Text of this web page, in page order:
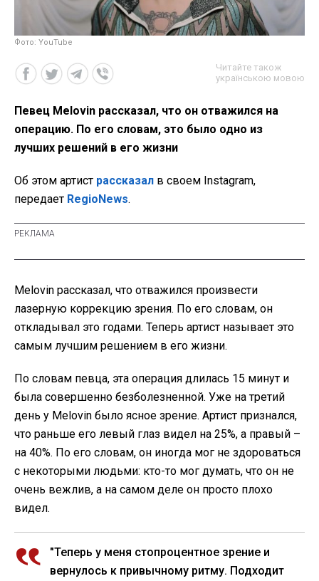
Фото: YouTube
Читайте також
українською мовою
Певец Melovin рассказал, что он отважился на
операцию. По его словам, это было одно из
лучших решений в его жизни
Об этом артист рассказал в своем Instagram,
передает RegioNews.
Melovin рассказал, что отважился произвести
лазерную коррекцию зрения. По его словам, он
откладывал это годами. Теперь артист называет это
самым лучшим решением в его жизни.
По словам певца, эта операция длилась 15 минут и
была совершенно безболезненной. Уже на третий
день у Melovin было ясное зрение. Артист признался,
что раньше его левый глаз видел на 25%, а правый –
на 40%. По его словам, он иногда мог не здороваться
с некоторыми людьми: кто-то мог думать, что он не
очень вежлив, а на самом деле он просто плохо
видел.
"Теперь у меня стопроцентное зрение и
вернулось к привычному ритму. Подходит